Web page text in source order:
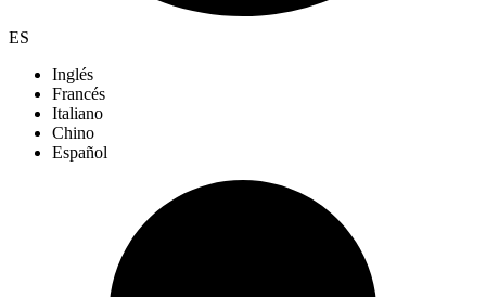
ES
Inglés
Francés
Italiano
Chino
Español